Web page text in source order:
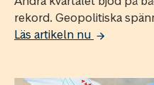
rekord. Geopolitiska
Läs artikeln nu